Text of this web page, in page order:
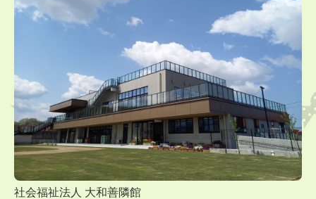
月の予定
ひまわり～ちゅうりっぷ： 運動会🚩
9日(火 たんぽぽ：🚌バス園外
11日(木)ひまわり：よさこい
ちゅうりっぷ：🚌バス園外
ひまわり・ゆり：視力検査
12日(金) たんぽぽ：視力検査
16日(火)ひまわり：🚌バス園外
社会福祉法人 大和善隣館